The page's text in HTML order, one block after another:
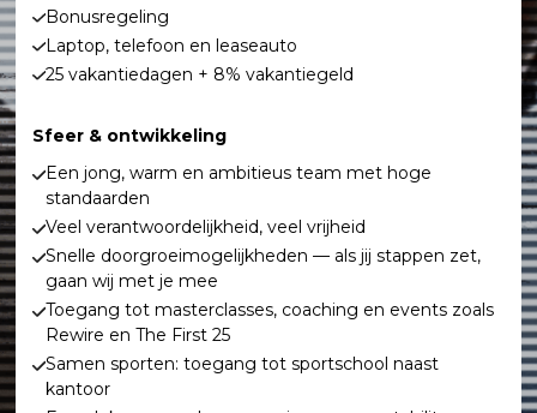
Bonusregeling
Laptop, telefoon en leaseauto
25 vakantiedagen + 8% vakantiegeld
Sfeer & ontwikkeling
Een jong, warm en ambitieus team met hoge
standaarden
Veel verantwoordelijkheid, veel vrijheid
Snelle doorgroeimogelijkheden — als jij stappen zet,
gaan wij met je mee
Toegang tot masterclasses, coaching en events zoals
Rewire en The First 25
Samen sporten: toegang tot sportschool naast
kantoor